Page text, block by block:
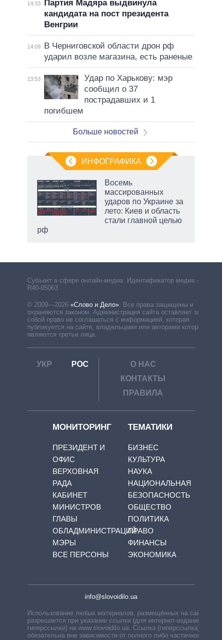
14:33
Партия Мадяра выдвинула
кандидата на пост президента
Венгрии
14:09
В Черниговской области дрон рф
ударил возле магазина, есть раненые
13:53
Удар по Харькову: мэр
сообщил о 37
пострадавших и 1
погибшем
Больше новостей
ИНФОГРАФИКА
Восемь
массированных
ударов по Украине за
лето: Киев и область
стали главной целью
рф
Субъект в сфере онлайн-медиа. Идентификатор медиа –
R40-05063
© 2009—2026 «Слово и Дело». Все права защищены и
охраняются законом. Администрация сайта оставляет за
собой право не соглашаться с информацией, которая
публикуется на сайте, владельцами или авторами которой
являются третьи лица.
УКР РОС
О НАС
КОНТАКТЫ
ПРАВИЛА
МОНИТОРИНГ
ПРЕЗИДЕНТ И
ОФИС
ВЕРХОВНАЯ
РАДА
КАБИНЕТ
МИНИСТРОВ
ГЛАВЫ
ОБЛАДМИНИСТРАЦИЙ
МЭРЫ
ВСЕ ПЕРСОНЫ
ТЕМАТИКИ
БИЗНЕС
КУЛЬТУРА
НАУКА
НАЦИОНАЛЬНАЯ
БЕЗОПАСНОСТЬ
ОБЩЕСТВО
ПОЛИТИКА
ПРАВО
ФИНАНСЫ
ЭКОНОМИКА
info@slovoidilo.ua
Использование любых материалов, размещённых на сайте,
разрешается при указании ссылки (для интернет-изданий —
гиперссылки) на www.slovoidilo.ua. Ссылка (гиперссылка)
обязательна вне зависимости от полного либо частичного